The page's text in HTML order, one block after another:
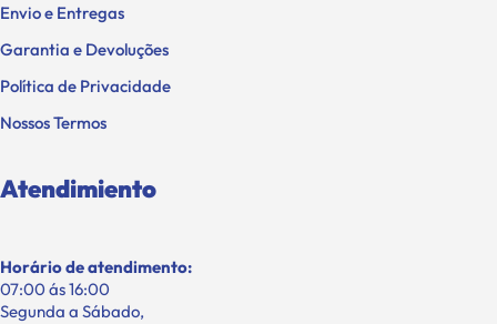
Envio e Entregas
Garantia e Devoluções
Política de Privacidade
Nossos Termos
Atendimiento
Horário de atendimento:
07:00 ás 16:00
Segunda a Sábado,